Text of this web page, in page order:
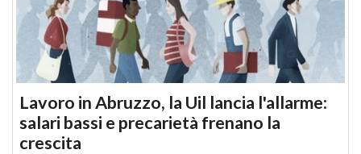
Lavoro in Abruzzo, la Uil lancia l'allarme:
salari bassi e precarietà frenano la
crescita